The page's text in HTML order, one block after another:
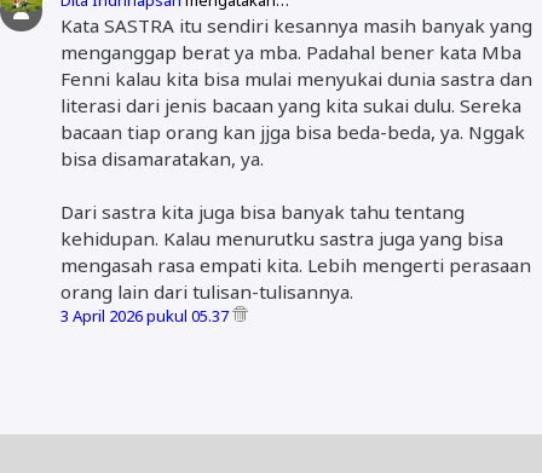
Kata SASTRA itu sendiri kesannya masih banyak yang
menganggap berat ya mba. Padahal bener kata Mba
Fenni kalau kita bisa mulai menyukai dunia sastra dan
literasi dari jenis bacaan yang kita sukai dulu. Sereka
bacaan tiap orang kan jjga bisa beda-beda, ya. Nggak
bisa disamaratakan, ya.
Dari sastra kita juga bisa banyak tahu tentang
kehidupan. Kalau menurutku sastra juga yang bisa
mengasah rasa empati kita. Lebih mengerti perasaan
orang lain dari tulisan-tulisannya.
3 April 2026 pukul 05.37